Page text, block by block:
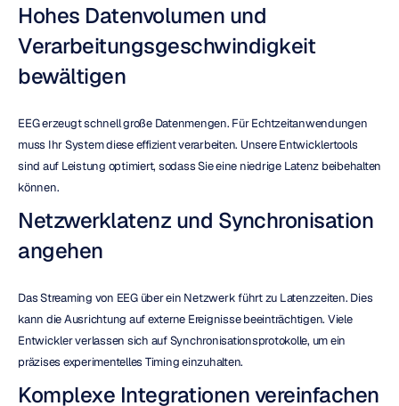
Hohes Datenvolumen und
Verarbeitungsgeschwindigkeit
bewältigen
EEG erzeugt schnell große Datenmengen. Für Echtzeitanwendungen
muss Ihr System diese effizient verarbeiten. Unsere Entwicklertools
sind auf Leistung optimiert, sodass Sie eine niedrige Latenz beibehalten
können.
Netzwerklatenz und Synchronisation
angehen
Das Streaming von EEG über ein Netzwerk führt zu Latenzzeiten. Dies
kann die Ausrichtung auf externe Ereignisse beeinträchtigen. Viele
Entwickler verlassen sich auf Synchronisationsprotokolle, um ein
präzises experimentelles Timing einzuhalten.
Komplexe Integrationen vereinfachen